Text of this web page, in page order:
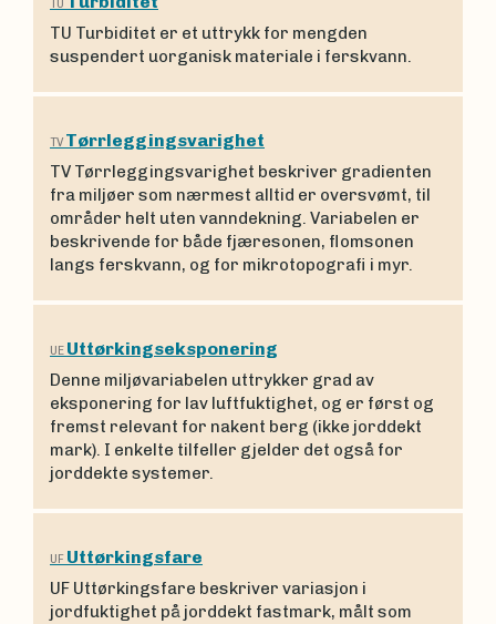
TU
TU Turbiditet er et uttrykk for mengden
suspendert uorganisk materiale i ferskvann.
TV Tørrleggingsvarighet
TV Tørrleggingsvarighet beskriver gradienten
fra miljøer som nærmest alltid er oversvømt, til
områder helt uten vanndekning. Variabelen er
beskrivende for både fjæresonen, flomsonen
langs ferskvann, og for mikrotopografi i myr.
UE Uttørkingseksponering
Denne miljøvariabelen uttrykker grad av
eksponering for lav luftfuktighet, og er først og
fremst relevant for nakent berg (ikke jorddekt
mark). I enkelte tilfeller gjelder det også for
jorddekte systemer.
UF Uttørkingsfare
UF Uttørkingsfare beskriver variasjon i
jordfuktighet på jorddekt fastmark, målt som